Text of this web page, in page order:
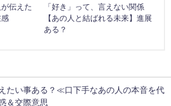
伝えた
「好き」って、言えない関係
【あの人と結ばれる未来】進展
ある？
たい事ある？≪口下手なあの人の本音を代
＆交際意思